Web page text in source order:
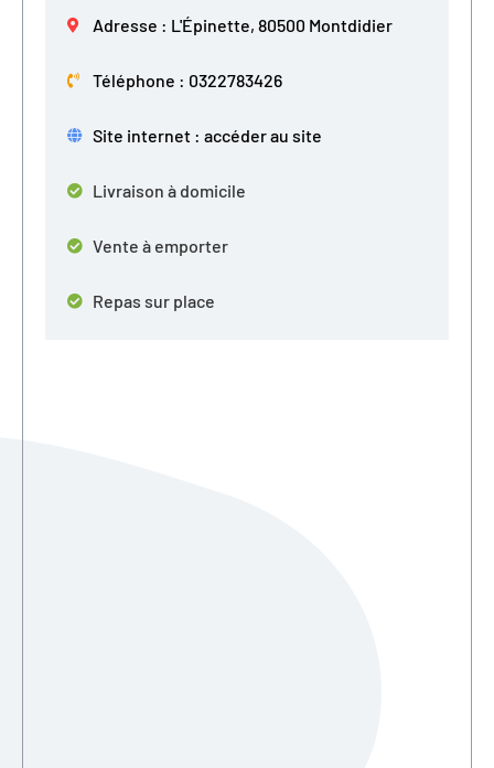
Adresse : L'Épinette, 80500 Montdidier
Téléphone : 0322783426
Site internet : accéder au site
Livraison à domicile
Vente à emporter
Repas sur place